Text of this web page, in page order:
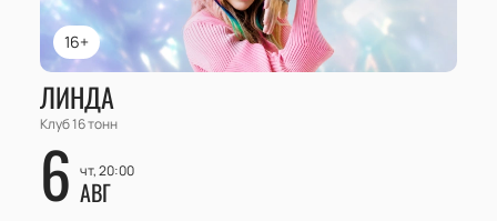
16+
ЛИНДА
Клуб 16 тонн
6 чт, 20:00
АВГ